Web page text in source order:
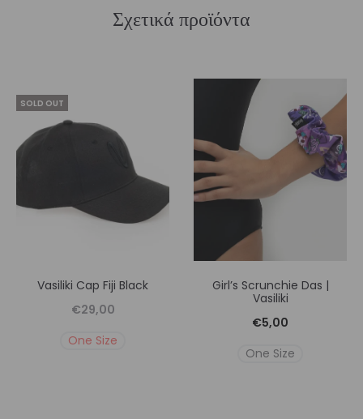
Σχετικά προϊόντα
SOLD OUT
Vasiliki Cap Fiji Black
€29,00
One Size
Girl’s Scrunchie Das |
Vasiliki
€5,00
One Size